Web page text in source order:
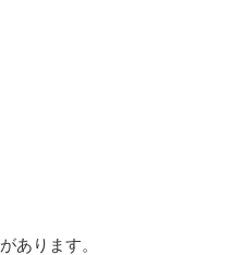
あります。